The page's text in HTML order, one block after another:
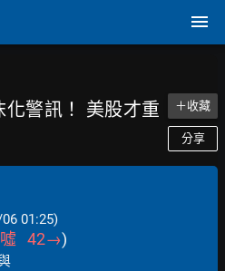
化警訊！ 美股才重
＋收藏
分享
01:25)
噓 42→)